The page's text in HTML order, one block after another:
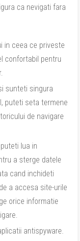
ca nevigati fara
in ceea ce priveste
confortabil pentru
sunteti singura
puteti seta termene
de navigare
lua in
a sterge datele
cand inchideti
a accesa site-urile
orice informatie
antispyware.